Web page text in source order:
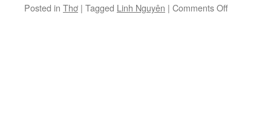
Posted in Thơ | Tagged Linh Nguyên | Comments Offon